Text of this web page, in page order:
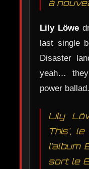
à
Lily Löwe
last single
Disaster
yeah…
power
Lily
This',
l’album
sort le